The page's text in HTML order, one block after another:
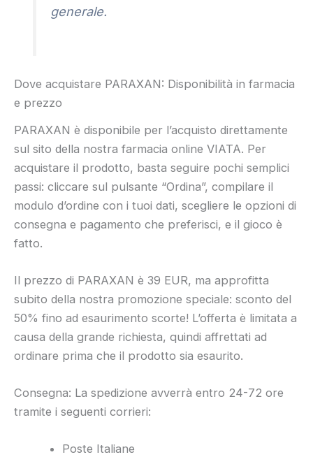
generale.
Dove acquistare PARAXAN: Disponibilità in farmacia
e prezzo
PARAXAN è disponibile per l’acquisto direttamente
sul sito della nostra farmacia online VIATA. Per
acquistare il prodotto, basta seguire pochi semplici
passi: cliccare sul pulsante “Ordina”, compilare il
modulo d’ordine con i tuoi dati, scegliere le opzioni di
consegna e pagamento che preferisci, e il gioco è
fatto.
Il prezzo di PARAXAN è 39 EUR, ma approfitta
subito della nostra promozione speciale: sconto del
50% fino ad esaurimento scorte! L’offerta è limitata a
causa della grande richiesta, quindi affrettati ad
ordinare prima che il prodotto sia esaurito.
Consegna: La spedizione avverrà entro 24-72 ore
tramite i seguenti corrieri:
Poste Italiane